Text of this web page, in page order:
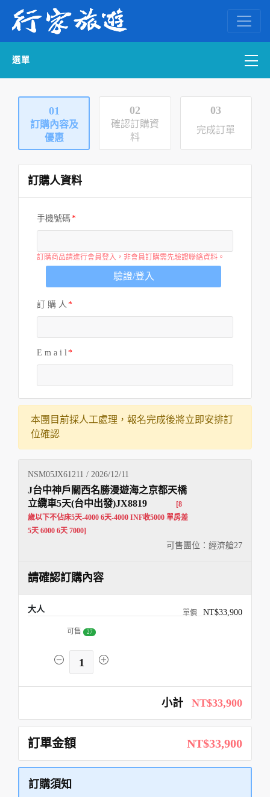
選單
國內外訂房
自組一團
ENGLISH WEB
01
訂購內容及
優惠
02
確認訂購資
料
03
完成訂單
訂購人資料
手機號碼
訂購商品請進行會員登入，非會員訂購需先驗證聯絡資料。
驗證/登入
訂 購 人
E m a i l
本團目前採人工處理，報名完成後將立即安排訂
位確認
NSM05JX61211 / 2026/12/11
可售團位：經濟艙27
J台中神戶關西名勝漫遊海之京都天橋
立纜車5天(台中出發)JX8819
[8
歲以下不佔床5天-4000 6天-4000 INF收5000 單房差
5天 6000 6天 7000]
請確認訂購內容
大人 NT$33,900
可售 27
1
小計 NT$33,900
訂單金額 NT$33,900
訂購須知